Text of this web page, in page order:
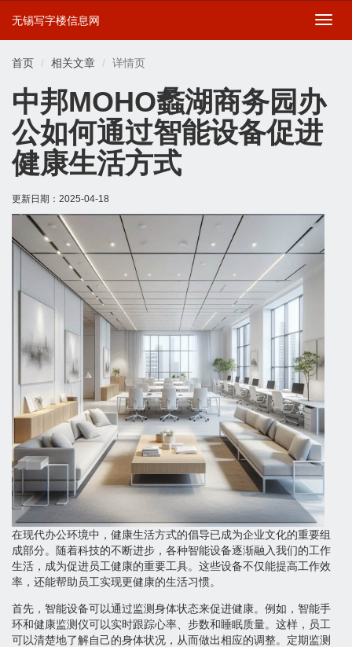
切
无锡写字楼信息网
首页 相关文章 详情页
中邦MOHO蠡湖商务园办
公如何通过智能设备促进
健康生活方式
更新日期： 2025-04-18
在现代办公环境中，健康生活方式的倡导已成为企业文化的重要组
成部分。随着科技的不断进步，各种智能设备逐渐融入我们的工作
生活，成为促进员工健康的重要工具。这些设备不仅能提高工作效
率，还能帮助员工实现更健康的生活习惯。
首先，智能设备可以通过监测身体状态来促进健康。例如，智能手
环和健康监测仪可以实时跟踪心率、步数和睡眠质量。这样，员工
可以清楚地了解自己的身体状况，从而做出相应的调整。定期监测